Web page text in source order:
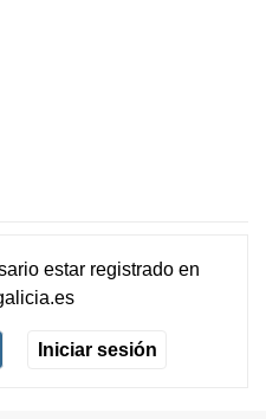
estar registradoen
Iniciar sesión